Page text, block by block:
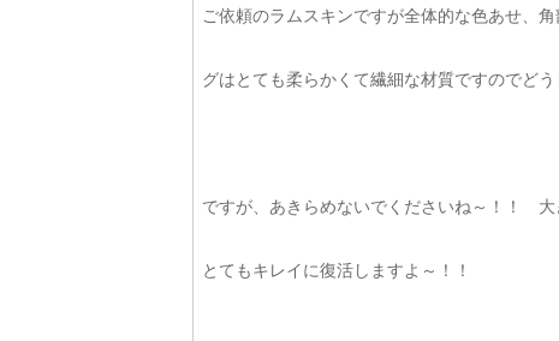
ご依頼のラムスキンですが全体的な色あせ、
グはとても柔らかくて繊細な材質ですのでど
ですが、あきらめないでくださいね～！！
とてもキレイに復活しますよ～！！